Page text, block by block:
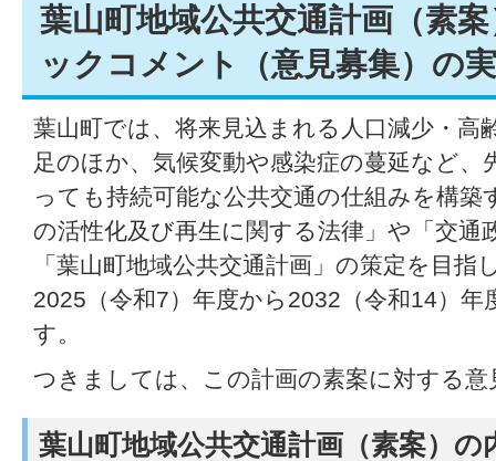
葉山町地域公共交通計画（素
ックコメント（意見募集）の
葉山町では、将来見込まれる人口減少・高
足のほか、気候変動や感染症の蔓延など
っても持続可能な公共交通の仕組みを構築
の活性化及び再生に関する法律」や「交通
「葉山町地域公共交通計画」の策定を目指
2025（令和7）年度から2032（令和14）
す。
つきましては、この計画の素案に対する
葉山町地域公共交通計画（素案）の